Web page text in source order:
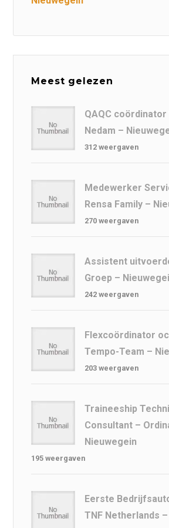
Meest gelezen
QAQC coördinator
Nedam –
312 weergaven
Medewerker
Rensa Family –
270 weergaven
Assistent
Groep –
242 weergaven
Flexcoördinator
Tempo-Team –
203 weergaven
Traineeship
Consultant –
Nieuwegein
195 weergaven
Eerste
TNF Netherlands